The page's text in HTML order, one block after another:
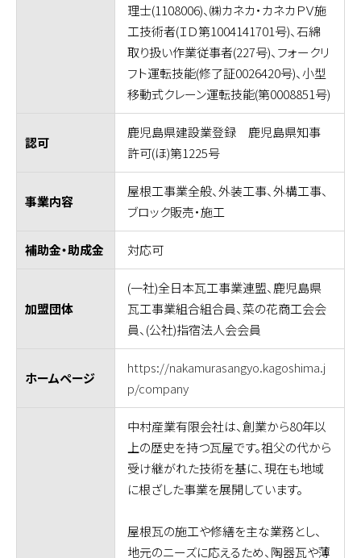
理士(1108006)、㈱カネカ・カネカＰＶ施
工技術者(ＩＤ第1004141701号)、石綿
取り扱い作業従事者(227号)、フォークリ
フト運転技能(修了証0026420号)、小型
移動式クレーン運転技能(第0008851号)
認可
鹿児島県建設業登録 鹿児島県知事
許可(ほ)第1225号
事業内容
屋根工事業全般、外装工事、外構工事、
ブロック販売・施工
補助金・助成金 対応可
加盟団体
(一社)全日本瓦工事業連盟、鹿児島県
瓦工事業組合組合員、菜の花商工会会
員、(公社)指宿法人会会員
ホームページ
https://nakamurasangyo.kagoshima.j
p/company
中村産業有限会社は、創業から80年以
上の歴史を持つ瓦屋です。祖父の代から
受け継がれた技術を基に、現在も地域
に根ざした事業を展開しています。
屋根瓦の施工や修繕を主な業務とし、
地元のニーズに応えるため、陶器瓦や薄